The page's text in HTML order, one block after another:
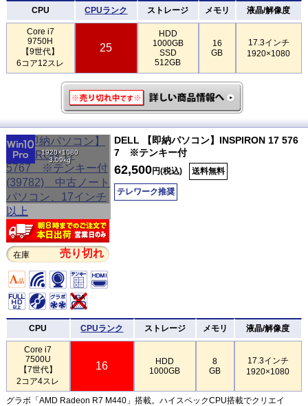
CPU CPUランク ストレージ メモリ 液晶/解像度
Core i7
9750H
【9世代】
6コア12スレ
25
HDD
1000GB
SSD
512GB
16
GB
17.3インチ
1920×1080
1920×1080
3.09kg
在庫 売り切れ
DELL 【即納パソコン】INSPIRON 17 576
7 ※テンキー付
62,500円(税込) 送料無料
テレワーク推奨
CPU CPUランク ストレージ メモリ 液晶/解像度
Core i7
7500U
【7世代】
2コア4スレ
16
HDD
1000GB
8
GB
17.3インチ
1920×1080
グラボ「AMD Radeon R7 M440」搭載。ハイスペックCPU搭載でクリエイ